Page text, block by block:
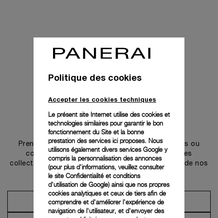
Prendre contact
Prenez rendez-vous dans l’une de nos boutiques ou
contactez notre conciergerie pour découvrir les
collections et bénéficier des conseils ou services de nos
ambassadeurs.
Prendre un rendez-vous
Politique des cookies
Accepter les cookies techniques
Le présent site Internet utilise des cookies et
technologies similaires pour garantir le bon
fonctionnement du Site et la bonne
prestation des services ici proposes. Nous
utilisons également divers services Google y
compris la personnalisation des annonces
(pour plus d'informations, veuillez consulter
le site Confidentialité et conditions
d'utilisation de Google) ainsi que nos propres
cookies analytiques et ceux de tiers afin de
comprendre et d'améliorer l'expérience de
navigation de l'utilisateur, et d'envoyer des